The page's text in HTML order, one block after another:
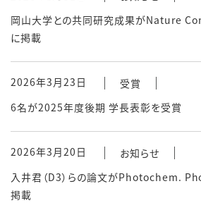
岡山大学との共同研究成果がNature
に掲載
2026年3月23日
受賞
6名が2025年度後期 学長表彰を受賞
2026年3月20日
お知らせ
入井君（D3）らの論文がPhotochem.
掲載